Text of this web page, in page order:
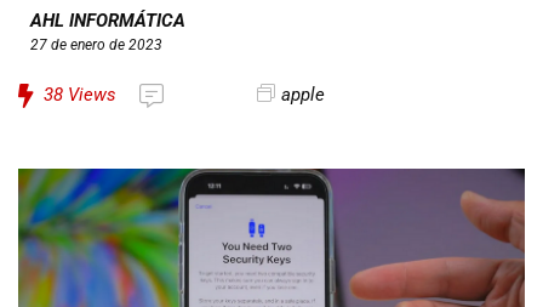
AHL INFORMÁTICA
27 de enero de 2023
38 Views apple